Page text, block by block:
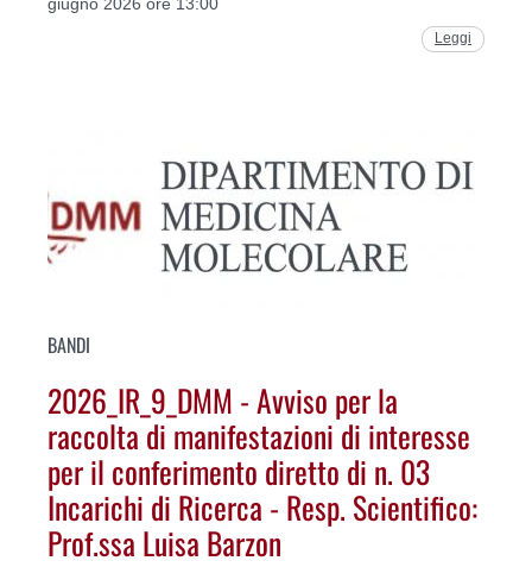
Leggi
BANDI
2026_IR_9_DMM - Avviso per la
raccolta di manifestazioni di interesse
per il conferimento diretto di n. 03
Incarichi di Ricerca - Resp. Scientifico:
Prof.ssa Luisa Barzon